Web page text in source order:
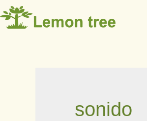
sonido